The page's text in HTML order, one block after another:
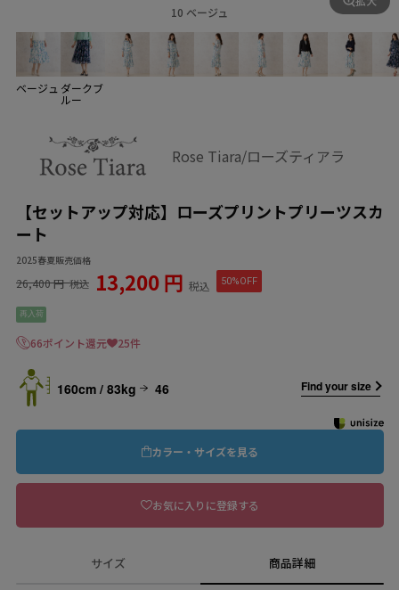
10 ベージュ
ベージュ ダークブ
ルー
Rose Tiara/ローズティアラ
【セットアップ対応】ローズプリントプリーツスカ
ート
2025春夏販売価格
26,400 円 税込 13,200 円 税込 50%OFF
再入荷
66ポイント還元 25件
160cm / 83kg 46 Find your size
カラー・サイズを見る
お気に入りに登録する
サイズ 商品詳細